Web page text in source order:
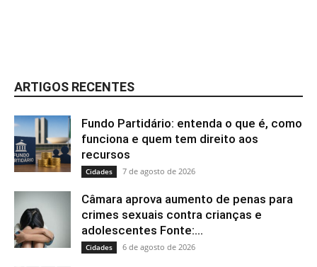
ARTIGOS RECENTES
Fundo Partidário: entenda o que é, como
funciona e quem tem direito aos
recursos
Cidades 7 de agosto de 2026
Câmara aprova aumento de penas para
crimes sexuais contra crianças e
adolescentes Fonte:...
Cidades 6 de agosto de 2026